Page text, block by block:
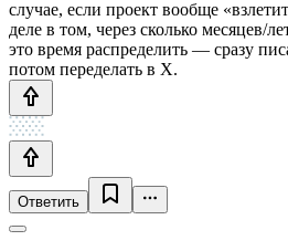
случае, если проект вообще
деле в том, через сколько месяцев/
это время распределить — сразу
потом переделать в X.
Ответить